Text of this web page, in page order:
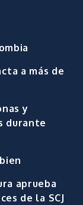
a más de
y
durante
aprueba
de la SCJ